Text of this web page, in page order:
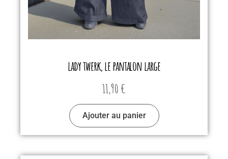
lady twerk, le pantalon large
11,90 €
Ajouter au panier